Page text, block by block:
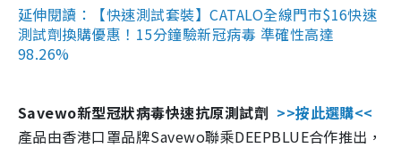
延伸閱讀：【快速測試套裝】CATALO全線門市$16快速
測試劑換購優惠！15分鐘驗新冠病毒 準確性高達
98.26%
Savewo新型冠狀病毒快速抗原測試劑 >>按此選購<<
產品由香港口罩品牌Savewo聯乘DEEPBLUE合作推出，